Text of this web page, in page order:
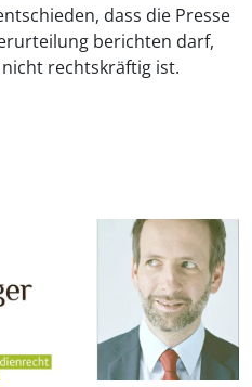
dass die Presse
berichten darf,
rechtskräftig ist.